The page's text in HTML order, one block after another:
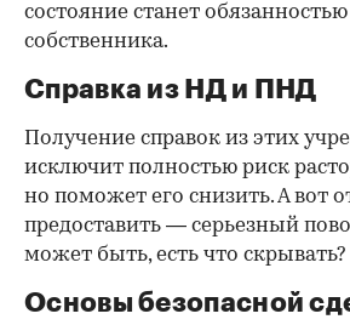
состояние станет
собственника.
Справка из НД и ПНД
Получение справок из этих
исключит полностью риск
но поможет его снизить. А вот
предоставить — серьезный
может быть, есть что скрывать?
Основы безопасной